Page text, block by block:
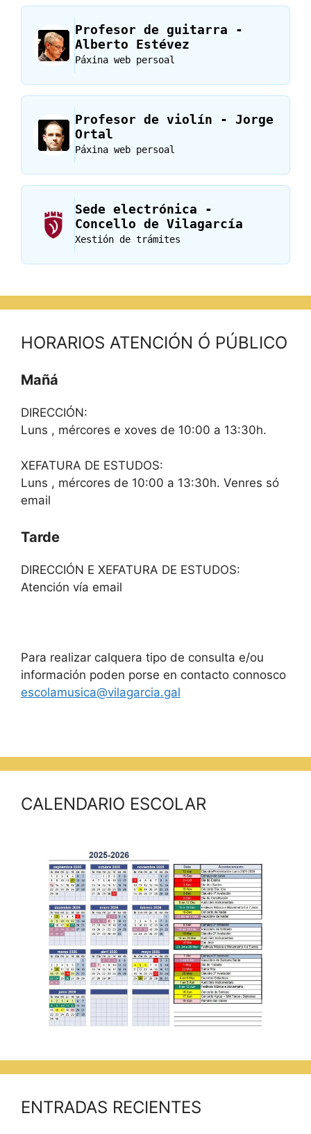
Profesor de guitarra -
Alberto Estévez
Páxina web persoal
Profesor de violín - Jorge
Ortal
Páxina web persoal
Sede electrónica -
Concello de Vilagarcía
Xestión de trámites
HORARIOS ATENCIÓN Ó PÚBLICO
Mañá
DIRECCIÓN:
Luns , mércores e xoves de 10:00 a 13:30h.
XEFATURA DE ESTUDOS:
Luns , mércores de 10:00 a 13:30h. Venres só
email
Tarde
DIRECCIÓN E XEFATURA DE ESTUDOS:
Atención vía email
Para realizar calquera tipo de consulta e/ou
información poden porse en contacto connosco
escolamusica@vilagarcia.gal
CALENDARIO ESCOLAR
ENTRADAS RECIENTES